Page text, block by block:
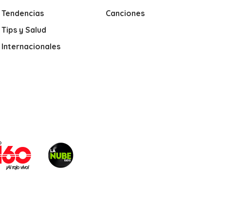
Tendencias
Tips y Salud
Internacionales
Canciones